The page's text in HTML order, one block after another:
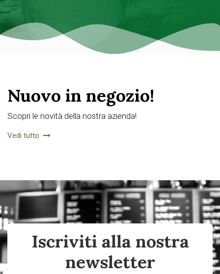
Nuovo in negozio!
Scopri le novità della nostra azienda!
Vedi tutto
Iscriviti alla nostra
newsletter